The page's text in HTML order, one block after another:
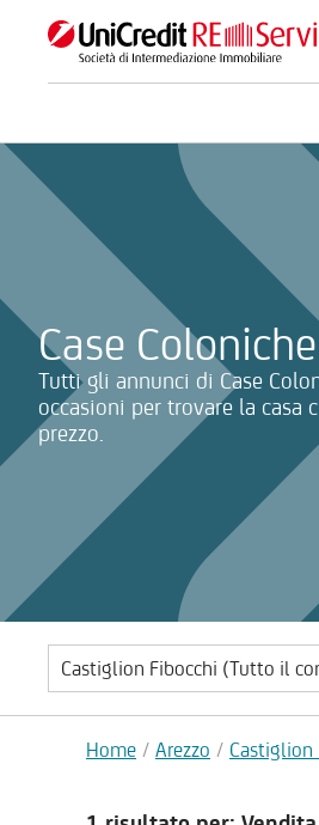
Case
Tutti gli annunci di Case
occasioni per trovare la
prezzo.
La ricerca verrà inviata
Home Arezzo Castiglion